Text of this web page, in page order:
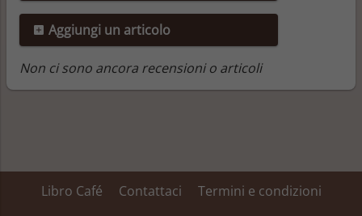
Aggiungi un articolo
Non ci sono ancora recensioni o articoli
Libro Café Contattaci Termini e condizioni